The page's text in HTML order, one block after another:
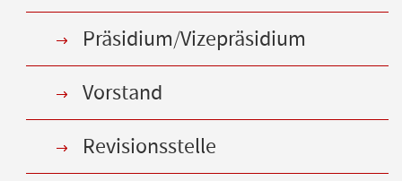
Präsidium/Vizepräsidium
Vorstand
Revisionsstelle